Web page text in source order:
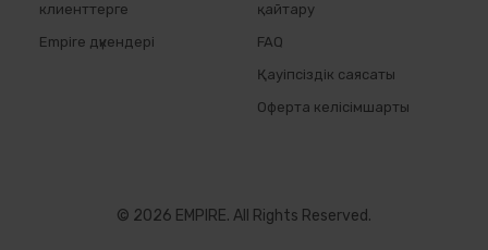
клиенттерге
Empire дүкендері
қайтару
FAQ
Қауіпсіздік саясаты
Оферта келісімшарты
© 2026 EMPIRE. All Rights Reserved.